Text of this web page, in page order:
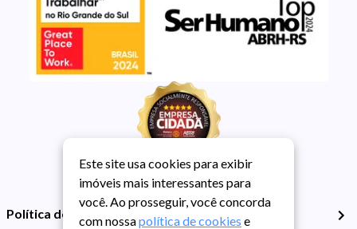
Política de Privacidade
Este site usa cookies para exibir
imóveis mais interessantes para
você. Ao prosseguir, você concorda
com nossapolítica de cookies e